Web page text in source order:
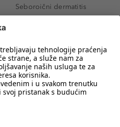
Seboroični dermatitis
Novo
Koji mi parfem
odgovara?
Kako našminkati oči da